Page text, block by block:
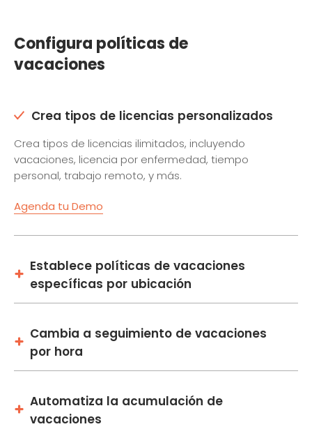
Configura políticas de
vacaciones
Crea tipos de licencias personalizados
Crea tipos de licencias ilimitados, incluyendo
vacaciones, licencia por enfermedad, tiempo
personal, trabajo remoto, y más.
Agenda tu Demo
Establece políticas de vacaciones
específicas por ubicación
Cambia a seguimiento de vacaciones
por hora
Automatiza la acumulación de
vacaciones